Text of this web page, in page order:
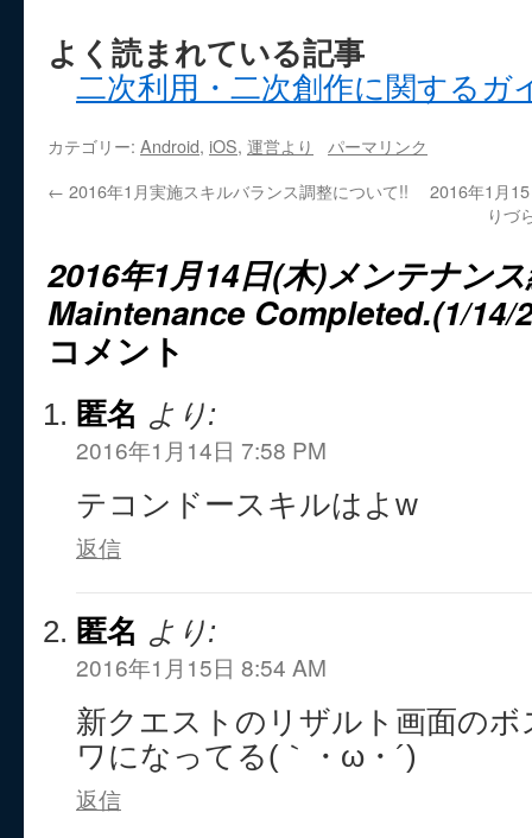
よく読まれている記事
二次利用・二次創作に関するガ
カテゴリー: Android, iOS, 運営より
パーマリンク
← 2016年1月実施スキルバランス調整について!!
2016年1月
りづ
2016年1月14日(木)メンテナン
Maintenance Completed.(1/14/
コメント
匿名 より:
2016年1月14日 7:58 PM
テコンドースキルはよw
返信
匿名 より:
2016年1月15日 8:54 AM
新クエストのリザルト画面のボ
ワになってる(｀・ω・´)
返信